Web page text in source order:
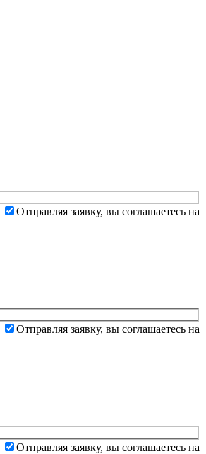
Отправляя заявку, вы соглашаетесь на
Отправляя заявку, вы соглашаетесь на
Отправляя заявку, вы соглашаетесь на